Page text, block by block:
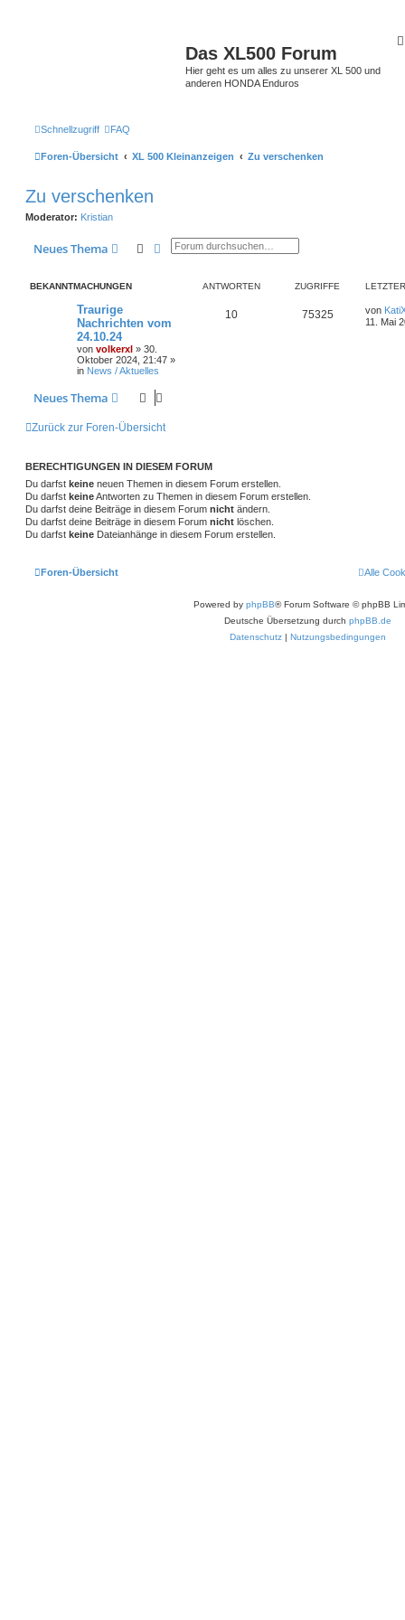
Das XL500 Forum
Hier geht es um alles zu unserer XL 500 und
anderen HONDA Enduros
Schnellzugriff FAQ
Foren-Übersicht XL 500 Kleinanzeigen Zu verschenken
Zu verschenken
Moderator: Kristian
Neues Thema SucheErweiterte Suche
BEKANNTMACHUNGEN ANTWORTEN ZUGRIFFE
Traurige
Nachrichten vom
24.10.24
von volkerxl » 30.
Oktober 2024, 21:47 »
in News / Aktuelles
10 75325 von
11. Mai
Neues Thema
Zurück zur Foren-Übersicht
BERECHTIGUNGEN IN DIESEM FORUM
Du darfst keine neuen Themen in diesem Forum erstellen.
Du darfst keineAntworten zu Themen in diesem Forum erstellen.
Du darfst deine Beiträge in diesem Forum nicht ändern.
Du darfst deine Beiträge in diesem Forum nicht löschen.
Du darfst keine Dateianhänge in diesem Forum erstellen.
Foren-Übersicht Alle
Powered by phpBB® Forum Software © phpBB
Deutsche Übersetzung durch phpBB.de
Datenschutz | Nutzungsbedingungen